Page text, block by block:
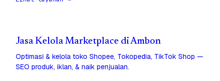
Jasa Kelola Marketplace di Ambon
Optimasi & kelola toko Shopee, Tokopedia, TikTok Shop —
SEO produk, iklan, & naik penjualan.